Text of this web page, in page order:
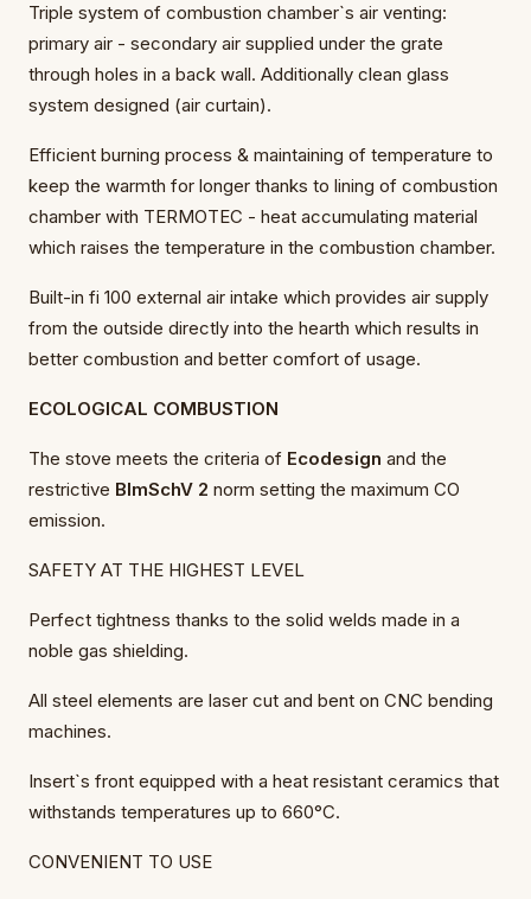
Triple system of combustion chamber`s air venting:
primary air - secondary air supplied under the grate
through holes in a back wall. Additionally clean glass
system designed (air curtain).
Efficient burning process & maintaining of temperature to
keep the warmth for longer thanks to lining of combustion
chamber with TERMOTEC - heat accumulating material
which raises the temperature in the combustion chamber.
Built-in fi 100 external air intake which provides air supply
from the outside directly into the hearth which results in
better combustion and better comfort of usage.
ECOLOGICAL COMBUSTION
The stove meets the criteria of Ecodesign and the
restrictive BImSchV 2 norm setting the maximum CO
emission.
SAFETY AT THE HIGHEST LEVEL
Perfect tightness thanks to the solid welds made in a
noble gas shielding.
All steel elements are laser cut and bent on CNC bending
machines.
Insert`s front equipped with a heat resistant ceramics that
withstands temperatures up to 660°C.
CONVENIENT TO USE